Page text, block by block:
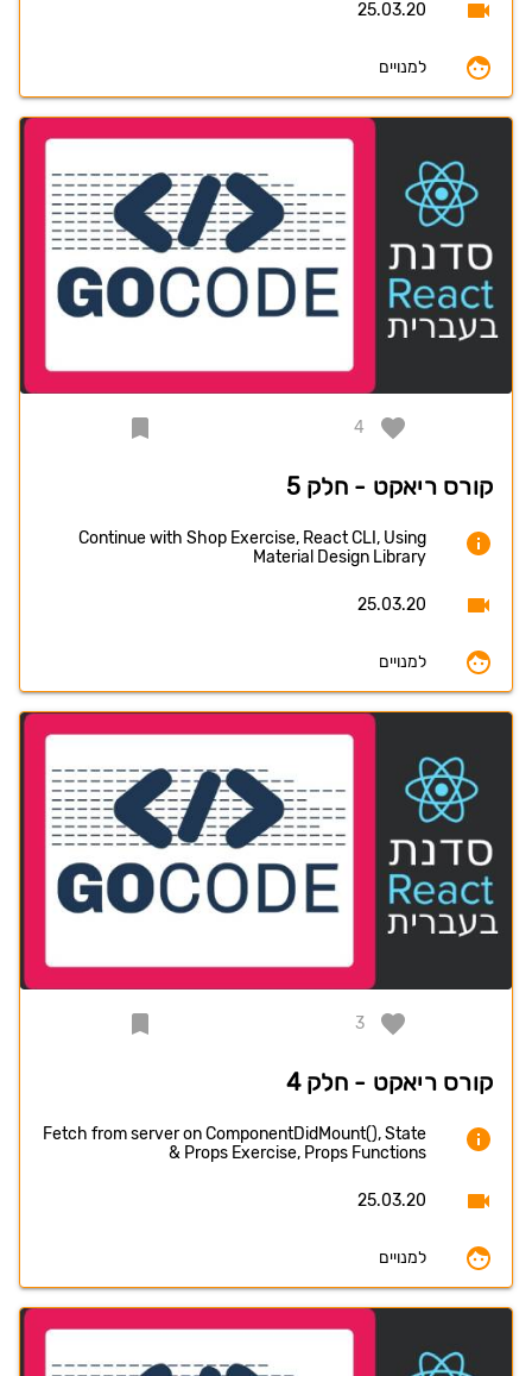
25.03.20
למנויים
4
קורס ריאקט - חלק 5
Continue with Shop Exercise, React CLI, Using
Material Design Library
25.03.20
למנויים
3
קורס ריאקט - חלק 4
Fetch from server on ComponentDidMount(), State
& Props Exercise, Props Functions
25.03.20
למנויים